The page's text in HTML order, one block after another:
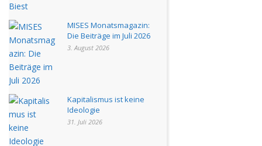
MISES Monatsmagazin:
Die Beiträge im Juli 2026
3. August 2026
Kapitalismus ist keine
Ideologie
31. Juli 2026